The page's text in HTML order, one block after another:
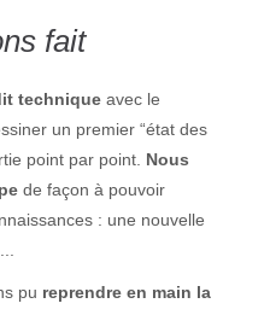
fait
technique avec le
un premier “état des
point par point. Nous
de façon à pouvoir
: une nouvelle
pu reprendre en main la